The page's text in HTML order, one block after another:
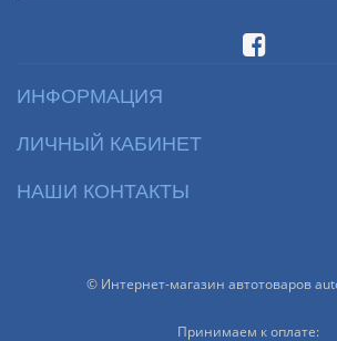
ИНФОРМАЦИЯ
ЛИЧНЫЙ КАБИНЕТ
НАШИ КОНТАКТЫ
© Интернет-магазин автотоваров
Принимаем к оплате: